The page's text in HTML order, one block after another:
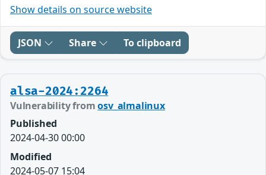
Show details on source website
JSON Share To clipboard
alsa-2024:2264
Vulnerability fromosv_almalinux
Published
2024-04-30 00:00
Modified
2024-05-07 15:04